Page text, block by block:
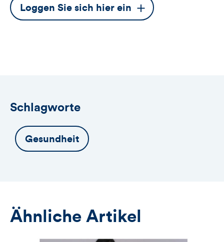
Dieser
Button
Loggen Sie sich hier ein
Schlagworte
Gesundheit
Ähnliche Artikel